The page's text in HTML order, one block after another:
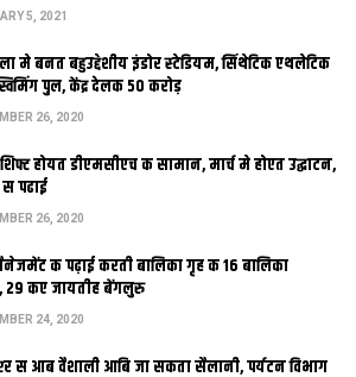
कलाम कहलाह अछि जे राजनेता सब कए नीति
5, 2021
मे बनत बहुउद्देशीय इंडोर स्‍टेडि‍यम, सिंथेटिक एथलेटिक
पुल, केंद्र देलक 50 करोड़
26, 2020
होयत डीएमसीएच क सामान, मार्च मे होएत उद्घाटन,
पढाई
26, 2020
क पढ़ाई करती बालिका गृह क 16 बालिका
29 कए जायतीह बेंगलुरु
24, 2020
स आब वैशाली आबि जा सकता सैलानी, पर्यटन विभाग